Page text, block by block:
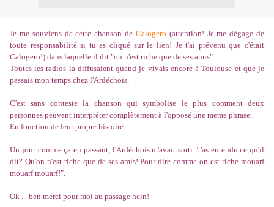
Je me souviens de cette chanson de Calogero (attention! Je me dégage de
toute responsabilité si tu as cliqué sur le lien! Je t'ai prévenu que c'était
Calogero!) dans laquelle il dit "on n'est riche que de ses amis".
Toutes les radios la diffusaient quand je vivais encore à Toulouse et que je
passais mon temps chez l'Ardéchois.
C'est sans conteste la chanson qui symbolise le plus comment deux
personnes peuvent interpréter complètement à l'opposé une meme phrase.
En fonction de leur propre histoire.
Un jour comme ça en passant, l'Ardéchois m'avait sorti "t'as entendu ce qu'il
dit? Qu'on n'est riche que de ses amis! Pour dire comme on est riche mouarf
mouarf mouarf!".
Ok ... ben merci pour moi au passage hein!